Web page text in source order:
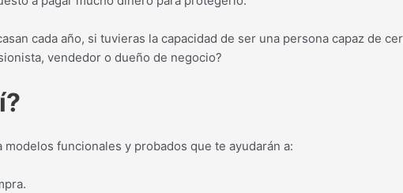
cada año, si tuvieras la capacidad de ser una persona capaz de
vendedor o dueño de negocio?
funcionales y probados que te ayudarán a: